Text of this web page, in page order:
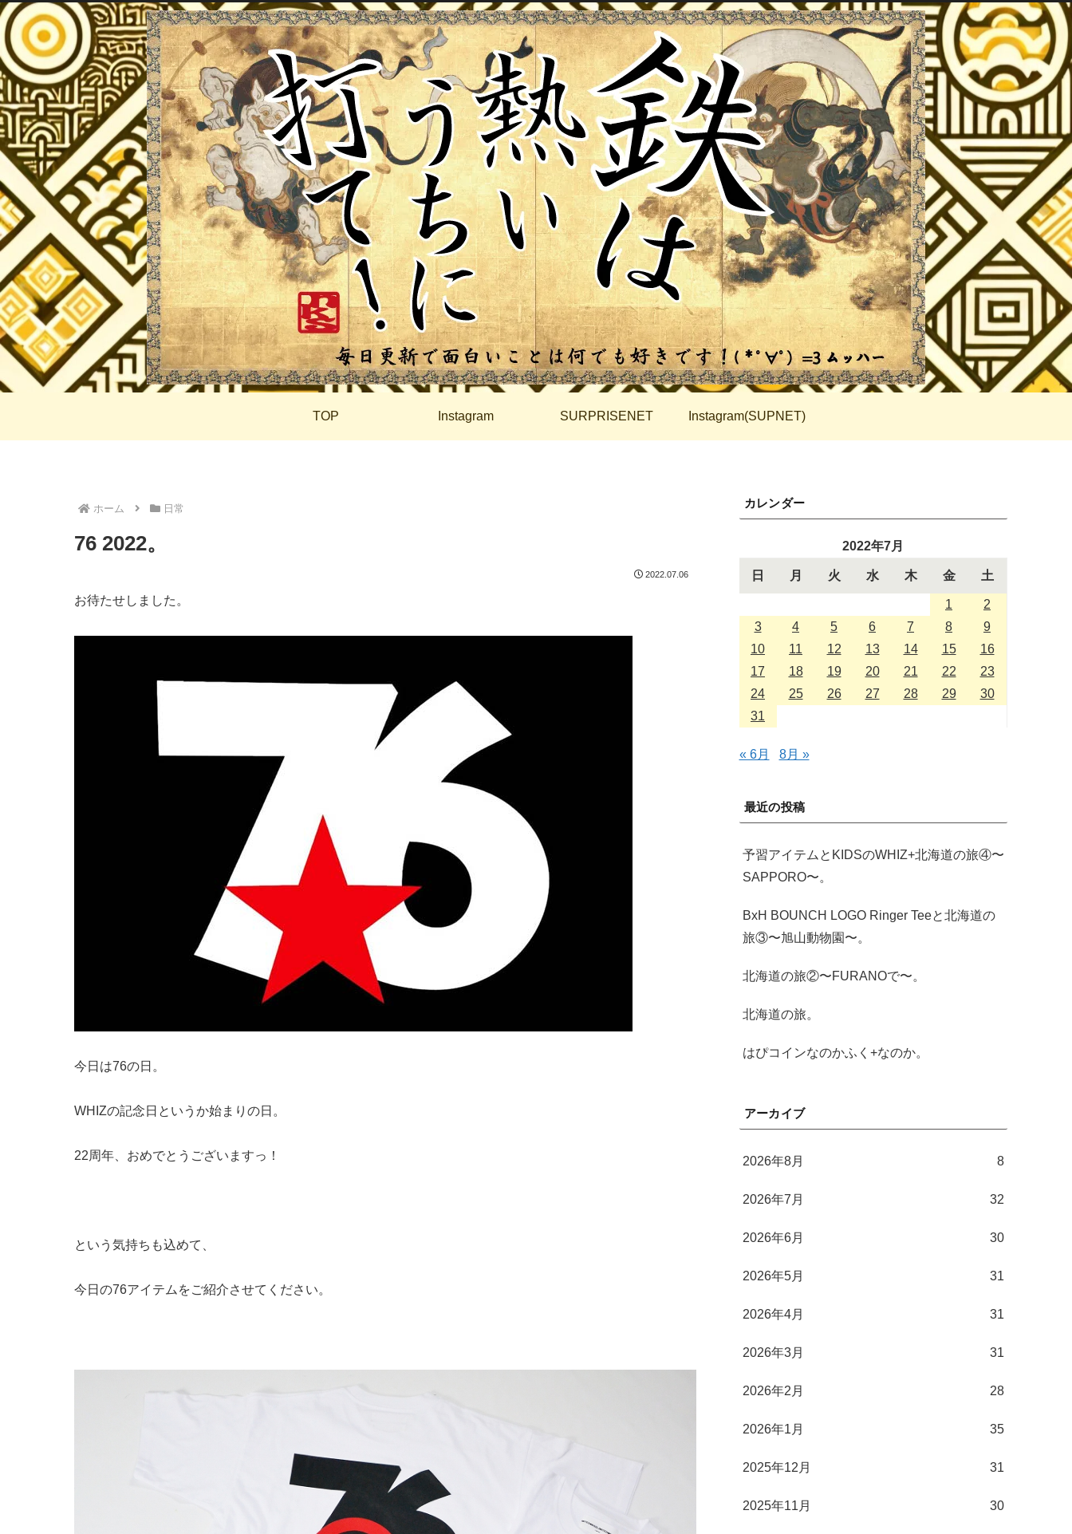
TOP Instagram SURPRISENET Instagram(SUPNET)
ホーム 日常
76 2022。
2022.07.06
お待たせしました。
今日は76の日。
WHIZの記念日というか始まりの日。
22周年、おめでとうございますっ！
という気持ちも込めて、
今日の76アイテムをご紹介させてください。
カレンダー
2022年7月
日 月 火 水 木 金 土
1
2
3
4 5 6 7 8
9
10
11 12 13 14 15
16
17
18 19 20 21 22
23
24
25 26 27 28 29
30
31
« 6月 8月 »
最近の投稿
予習アイテムとKIDSのWHIZ+北海道の旅④〜
SAPPORO〜。
BxH BOUNCH LOGO Ringer Teeと北海道の
旅③〜旭山動物園〜。
北海道の旅②〜FURANOで〜。
北海道の旅。
はぴコインなのかふく+なのか。
アーカイブ
2026年8月 8
2026年7月 32
2026年6月 30
2026年5月 31
2026年4月 31
2026年3月 31
2026年2月 28
2026年1月 35
2025年12月 31
2025年11月 30